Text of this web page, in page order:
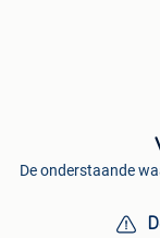
De onderstaande